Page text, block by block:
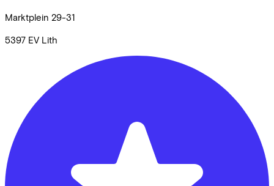
Marktplein 29-31
5397 EV Lith